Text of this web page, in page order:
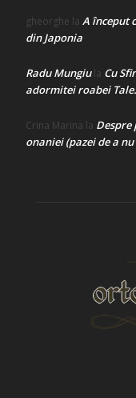
gheorghe la A început
din Japonia
Radu Mungiula Cu
adormitei roabei
Crina Marina la
onaniei (pazei de a